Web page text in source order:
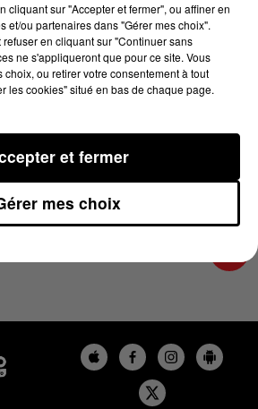
min 25 sec
CATALANS DU 03/12/2023
cliquant sur "Accepter et fermer", ou affiner en
et/ou partenaires dans "Gérer mes choix".
en cliquant sur "Continuer sans
ne s'appliqueront que pour ce site. Vous
choix, ou retirer votre consentement à tout
les cookies" situé en bas de chaque page.
mes choix
et fermer